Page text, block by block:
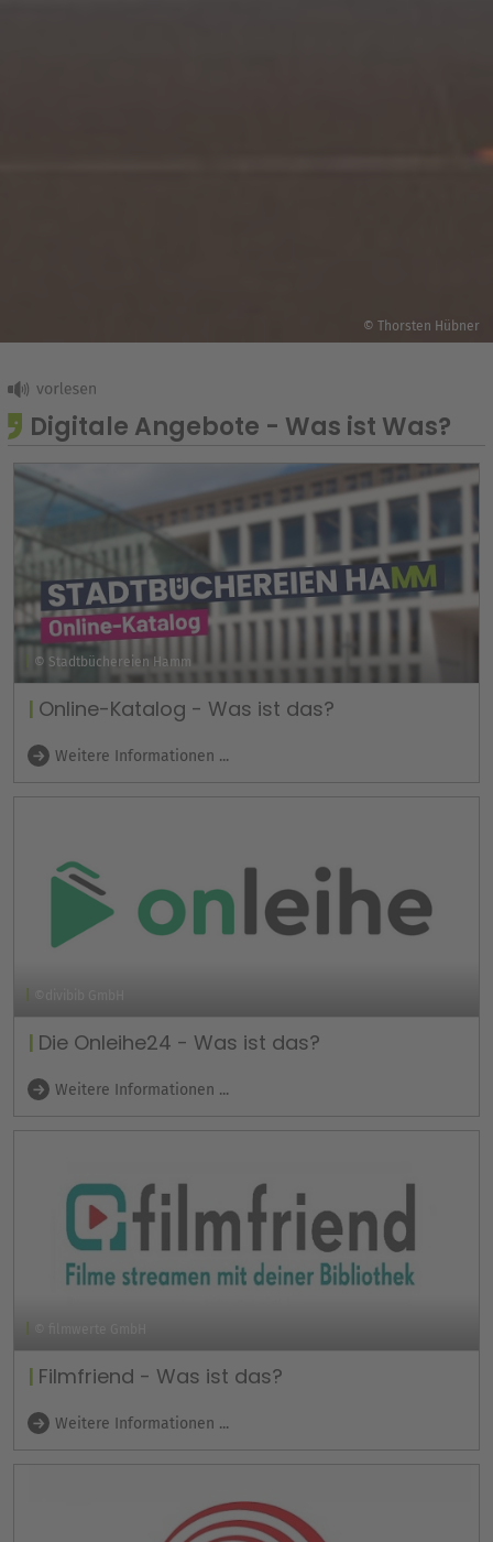
© Thorsten Hübner
Digitale Angebote - Was ist Was?
© Stadtbüchereien Hamm
Online-Katalog - Was ist das?
Weitere Informationen ...
Die Onleihe24 - Was ist das?
Weitere Informationen ...
Filmfriend - Was ist das?
Weitere Informationen ...